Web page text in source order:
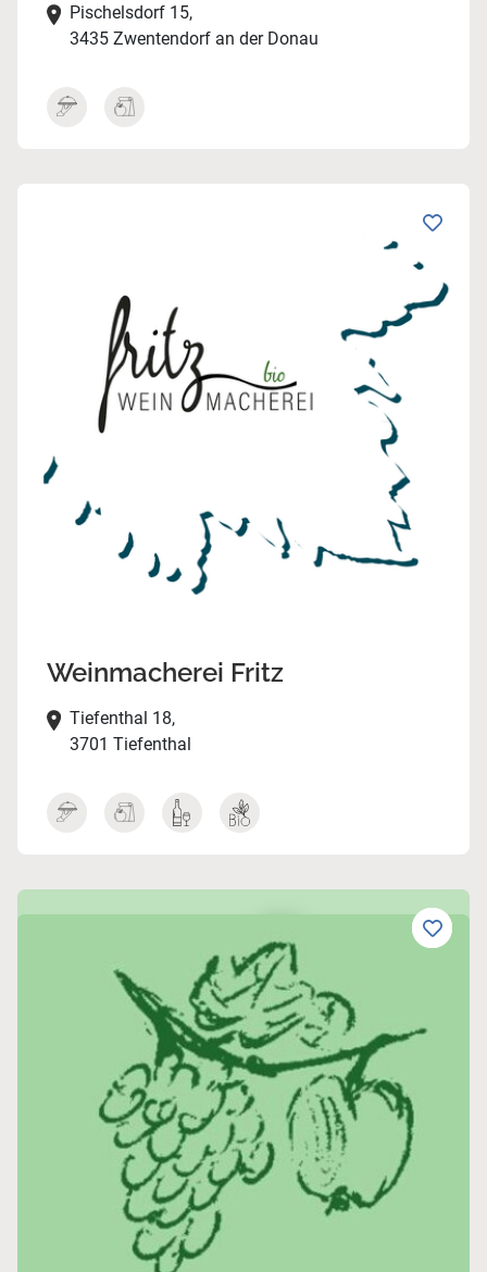
Pischelsdorf 15,
3435 Zwentendorf an der Donau
Weinmacherei Fritz
Tiefenthal 18,
3701 Tiefenthal